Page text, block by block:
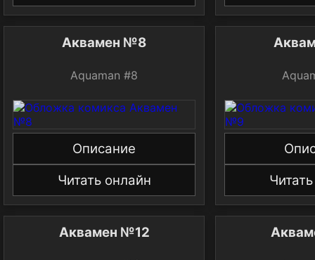
Аквамен №8
Aquaman #8
Описание
Читать онлайн
Аквамен №12